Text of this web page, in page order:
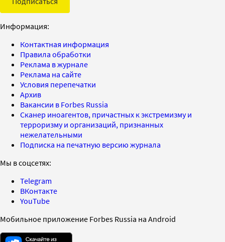
Информация:
Контактная информация
Правила обработки
Реклама в журнале
Реклама на сайте
Условия перепечатки
Архив
Вакансии в Forbes Russia
Сканер иноагентов, причастных к экстремизму и
терроризму и организаций, признанных
нежелательными
Подписка на печатную версию журнала
Мы в соцсетях:
Telegram
ВКонтакте
YouTube
Мобильное приложение Forbes Russia на Android